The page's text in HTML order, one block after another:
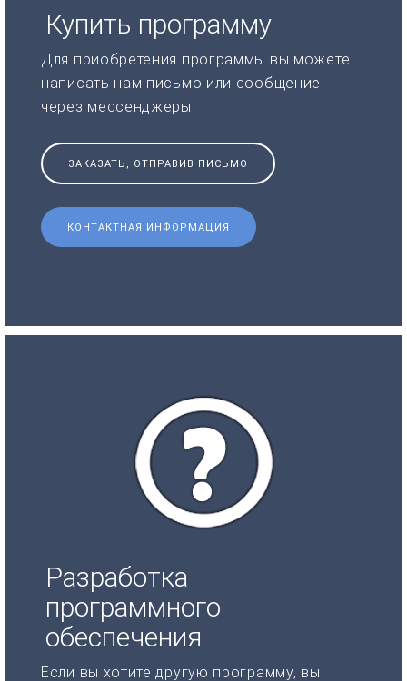
Купить программу
Для приобретения программы вы можете
написать нам письмо или сообщение
через мессенджеры
ЗАКАЗАТЬ, ОТПРАВИВ ПИСЬМО
КОНТАКТНАЯ ИНФОРМАЦИЯ
Разработка
программного
обеспечения
Если вы хотите другую программу, вы